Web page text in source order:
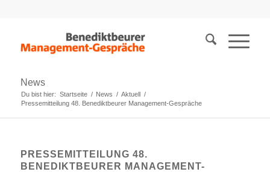
News
Du bist hier: Startseite / News / Aktuell /
Pressemitteilung 48. Benediktbeurer Management-Gespräche
PRESSEMITTEILUNG 48.
BENEDIKTBEURER MANAGEMENT-